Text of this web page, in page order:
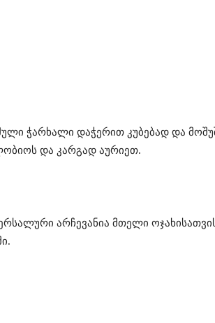
ჭარხალი დაჭერით კუბებად და
და კარგად აურიეთ.
არჩევანია მთელი